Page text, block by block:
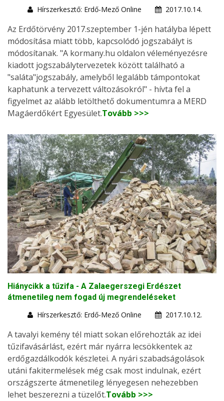
Hírszerkesztő: Erdő-Mező Online
2017.10.14.
Az Erdőtörvény 2017.szeptember 1-jén hatályba lépett
módosítása miatt több, kapcsolódó jogszabályt is
módosítanak. "A kormany.hu oldalon véleményezésre
kiadott jogszabálytervezetek között található a
"saláta"jogszabály, amelyből legalább támpontokat
kaphatunk a tervezett változásokról" - hívta fel a
figyelmet az alább letölthető dokumentumra a MERD
Magáerdőkért Egyesület.Tovább >>>
Hiánycikk a tűzifa - A Zalaegerszegi Erdészet
átmenetileg nem fogad új megrendeléseket
Hírszerkesztő: Erdő-Mező Online
2017.10.12.
A tavalyi kemény tél miatt sokan előrehozták az idei
tűzifavásárlást, ezért már nyárra lecsökkentek az
erdőgazdálkodók készletei. A nyári szabadságolások
utáni fakitermelések még csak most indulnak, ezért
országszerte átmenetileg lényegesen nehezebben
lehet beszerezni a tüzelőt.Tovább >>>